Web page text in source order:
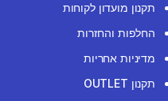
תקנון מועדון לקוחות
החלפות והחזרות
מדיניות אחריות
תקנון OUTLET